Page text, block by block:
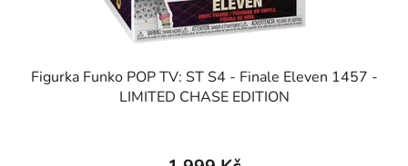
Figurka Funko POP TV: ST S4 - Finale Eleven 1457 -
LIMITED CHASE EDITION